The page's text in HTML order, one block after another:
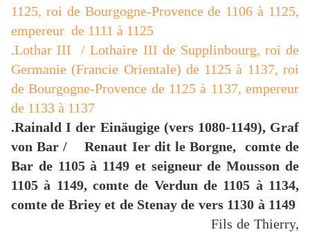
1125, roi de Bourgogne-Provence de 1106 à 1125,
empereur de 1111 à 1125
.Lothar III / Lothaire III de Supplinbourg, roi de
Germanie (Francie Orientale) de 1125 à 1137, roi
de Bourgogne-Provence de 1125 à 1137, empereur
de 1133 à 1137
.Rainald I der Einäugige (vers 1080-1149), Graf
von Bar / Renaut Ier dit le Borgne, comte de
Bar de 1105 à 1149 et seigneur de Mousson de
1105 à 1149, comte de Verdun de 1105 à 1134,
comte de Briey et de Stenay de vers 1130 à 1149
Fils de Thierry,